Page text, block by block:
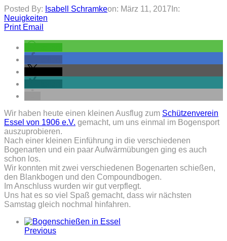
Posted By: Isabell Schramkeon: März 11, 2017 In:
Neuigkeiten
Print Email
Wir haben heute einen kleinen Ausflug zum Schützenverein
Essel von 1906 e.V. gemacht, um uns einmal im Bogensport
auszuprobieren.
Nach einer kleinen Einführung in die verschiedenen
Bogenarten und ein paar Aufwärmübungen ging es auch
schon los.
Wir konnten mit zwei verschiedenen Bogenarten schießen,
den Blankbogen und den Compoundbogen.
Im Anschluss wurden wir gut verpflegt.
Uns hat es so viel Spaß gemacht, dass wir nächsten
Samstag gleich nochmal hinfahren.
Previous